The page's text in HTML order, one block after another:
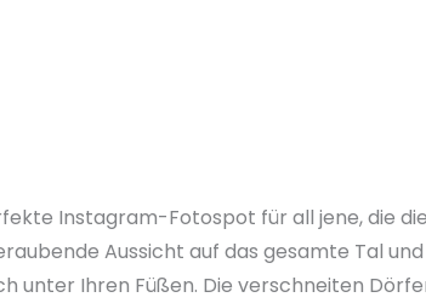
Instagram-Fotospot für all jene, die
Aussicht auf das gesamte Tal
unter Ihren Füßen. Die verschneiten